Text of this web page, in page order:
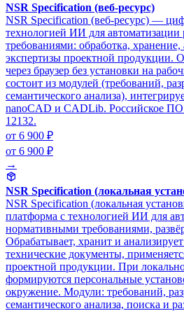
NSR Specification (веб-ресурс)
NSR Specification (веб-ресурс) —
технологией ИИ для
требованиями: обработка,
экспертизы проектной продукции.
через браузер без установки на
состоит из модулей (требований,
семантического анализа),
nanoCAD и CADLib. Российское ПО
12132.
от 6 900 ₽
от 6 900 ₽
→
NSR Specification (локальная
NSR Specification (локальная
платформа с технологией ИИ для
нормативными требованиями,
Обрабатывает, хранит и
технические документы,
проектной продукции. При
формируются персональные
окружение. Модули: требований,
семантического анализа, поиска и